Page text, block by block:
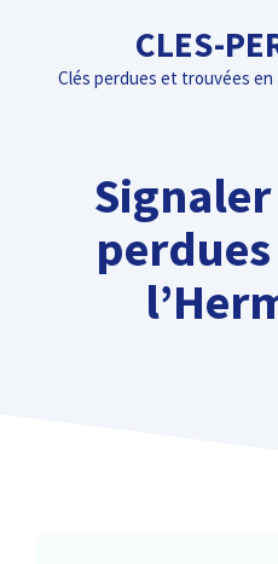
contenu
CLES-
Clés perdues et trouvées en